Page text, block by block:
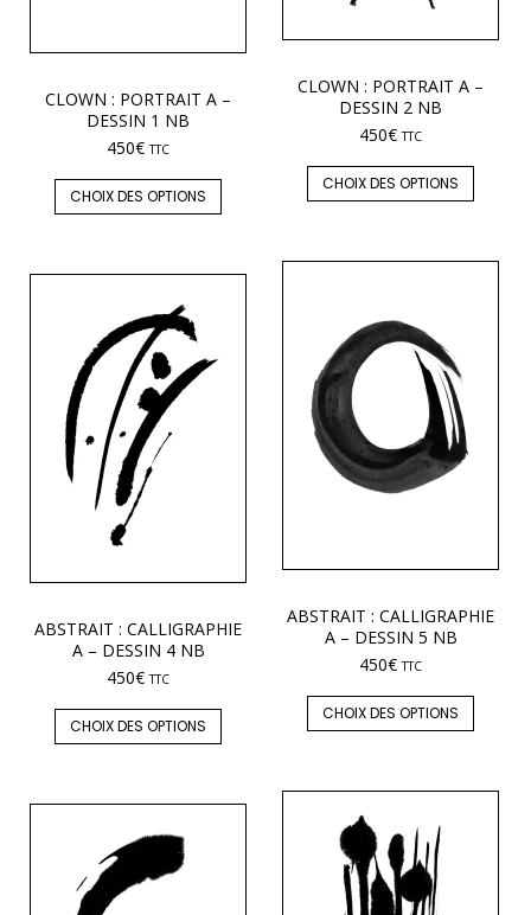
CLOWN : PORTRAIT A –
DESSIN 2 NB
450€ TTC
CHOIX DES OPTIONS
CLOWN : PORTRAIT A –
DESSIN 1 NB
450€ TTC
CHOIX DES OPTIONS
ABSTRAIT : CALLIGRAPHIE
A – DESSIN 5 NB
450€ TTC
CHOIX DES OPTIONS
ABSTRAIT : CALLIGRAPHIE
A – DESSIN 4 NB
450€ TTC
CHOIX DES OPTIONS